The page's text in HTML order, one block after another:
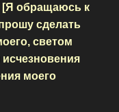
[Я обращаюсь к
сделать
светом
моего